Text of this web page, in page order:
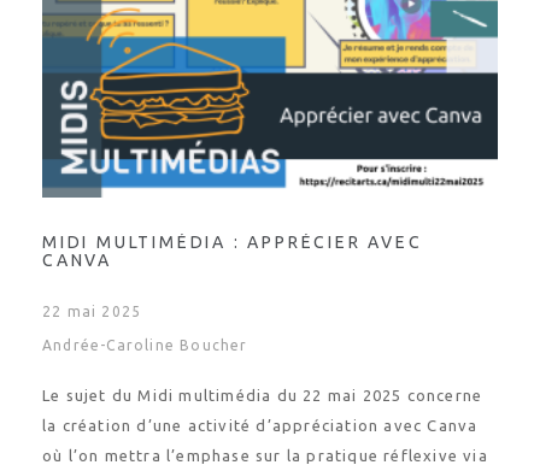
MIDI MULTIMÉDIA : APPRÉCIER AVEC
CANVA
22 mai 2025
Andrée-Caroline Boucher
Le sujet du Midi multimédia du 22 mai 2025 concerne
la création d’une activité d’appréciation avec Canva
où l’on mettra l’emphase sur la pratique réflexive via